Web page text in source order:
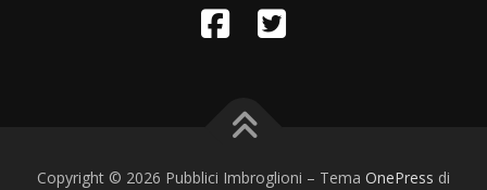
Copyright © 2026 Pubblici Imbroglioni – Tema OnePress di